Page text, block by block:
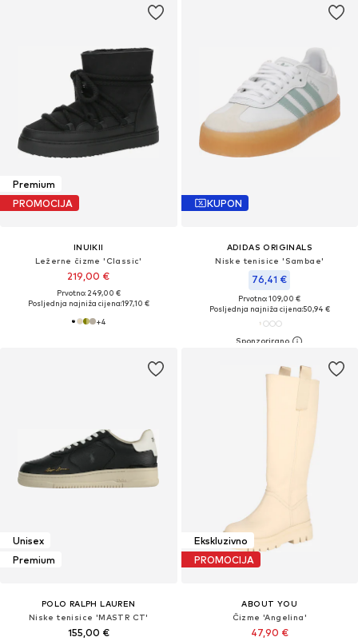
Premium
PROMOCIJA
INUIKII
Ležerne čizme 'Classic'
219,00 €
Prvotno: 249,00 €
Posljednja najniža cijena:197,10 €
+4
KUPON
ADIDAS ORIGINALS
Niske tenisice 'Sambae'
76,41 €
Prvotno: 109,00 €
Posljednja najniža cijena:50,94 €
Unisex
Premium
POLO RALPH LAUREN
Niske tenisice 'MASTR CT'
155,00 €
Ekskluzivno
PROMOCIJA
ABOUT YOU
Čizme 'Angelina'
47,90 €